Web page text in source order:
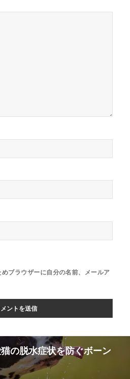
ブラウザーに自分の名前、メールア
の脱水症状を防ぐボーン